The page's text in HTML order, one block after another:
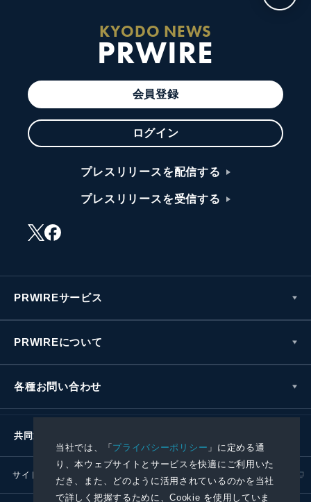
当社では、「プライバシーポリシー 」に定める通
り、本ウェブサイトとサービスを快適にご利用いた
だき、また、どのように活用されているのかを当社
で詳しく把握するために、Cookie を使用していま
KYODO NEWS
PRWIRE
会員登録
ログイン
プレスリリースを配信する
プレスリリースを受信する
PRWIREサービス
PRWIREについて
各種お問い合わせ
共同通信社グループ
サイトポリシー プライバシーポリシー